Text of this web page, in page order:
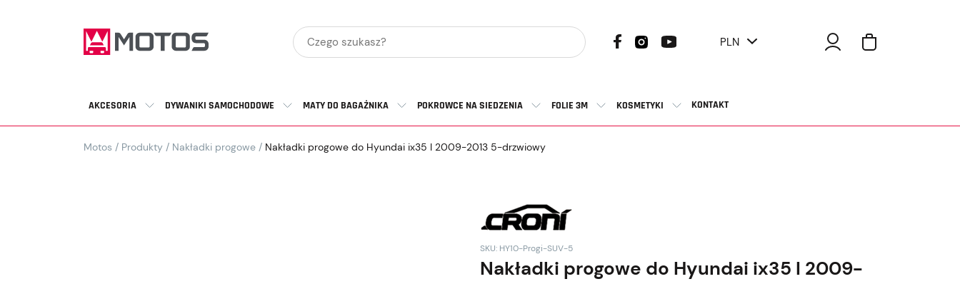
PLN
AKCESORIA DYWANIKI SAMOCHODOWE MATY DO BAGAŻNIKA POKROWCE NA SIEDZENIA FOLIE 3M KOSMETYKI KONTAKT
Motos / Produkty / Nakładki progowe / Nakładki progowe do Hyundai ix35 I 2009-2013 5-drzwiowy
SKU: HY10-Progi-SUV-5
Nakładki progowe do Hyundai ix35 I 2009-